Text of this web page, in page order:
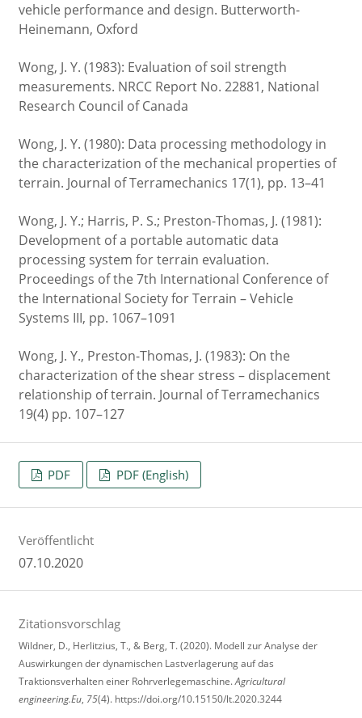
vehicle performance and design. Butterworth-
Heinemann, Oxford
Wong, J. Y. (1983): Evaluation of soil strength
measurements. NRCC Report No. 22881, National
Research Council of Canada
Wong, J. Y. (1980): Data processing methodology in
the characterization of the mechanical properties of
terrain. Journal of Terramechanics 17(1), pp. 13–41
Wong, J. Y.; Harris, P. S.; Preston-Thomas, J. (1981):
Development of a portable automatic data
processing system for terrain evaluation.
Proceedings of the 7th International Conference of
the International Society for Terrain – Vehicle
Systems III, pp. 1067–1091
Wong, J. Y., Preston-Thomas, J. (1983): On the
characterization of the shear stress – displacement
relationship of terrain. Journal of Terramechanics
19(4) pp. 107–127
PDF PDF (English)
Veröffentlicht
07.10.2020
Zitationsvorschlag
Wildner, D., Herlitzius, T., & Berg, T. (2020). Modell zur Analyse der
Auswirkungen der dynamischen Lastverlagerung auf das
Traktionsverhalten einer Rohrverlegemaschine.Agricultural
engineering.Eu, 75(4). https://doi.org/10.15150/lt.2020.3244